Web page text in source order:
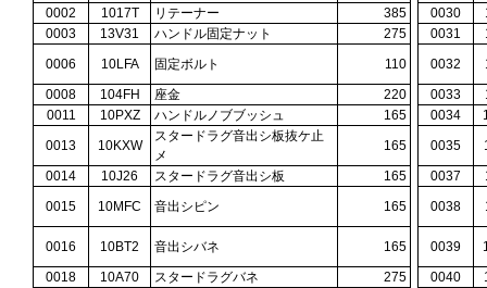
0002 1017T リテーナー 385 0030
0003
13V31 ハンドル固定ナット 275 0031
0006
10LFA 固定ボルト 110 0032
0008
104FH 座金 220 0033
0011
10PXZ ハンドルノブブッシュ 165 0034
0013
10KXW
スタードラグ音出シ板抜ケ止
メ
165 0035
0014
10J26 スタードラグ音出シ板 165 0037
0015
10MFC 音出シピン 165 0038
0016 10BT2 音出シバネ 165 0039
0018
10A70 スタードラグバネ 275 0040